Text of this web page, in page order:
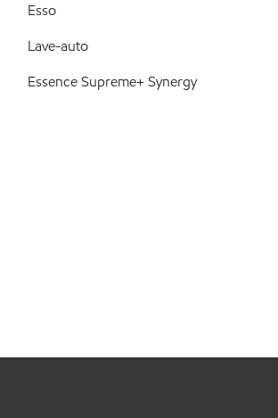
Esso
Lave-auto
Essence Supreme+ Synergy